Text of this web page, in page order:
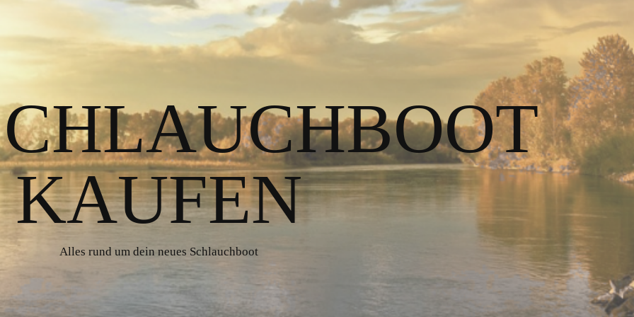
KAUFEN
Alles rund um dein neues Schlauchboot